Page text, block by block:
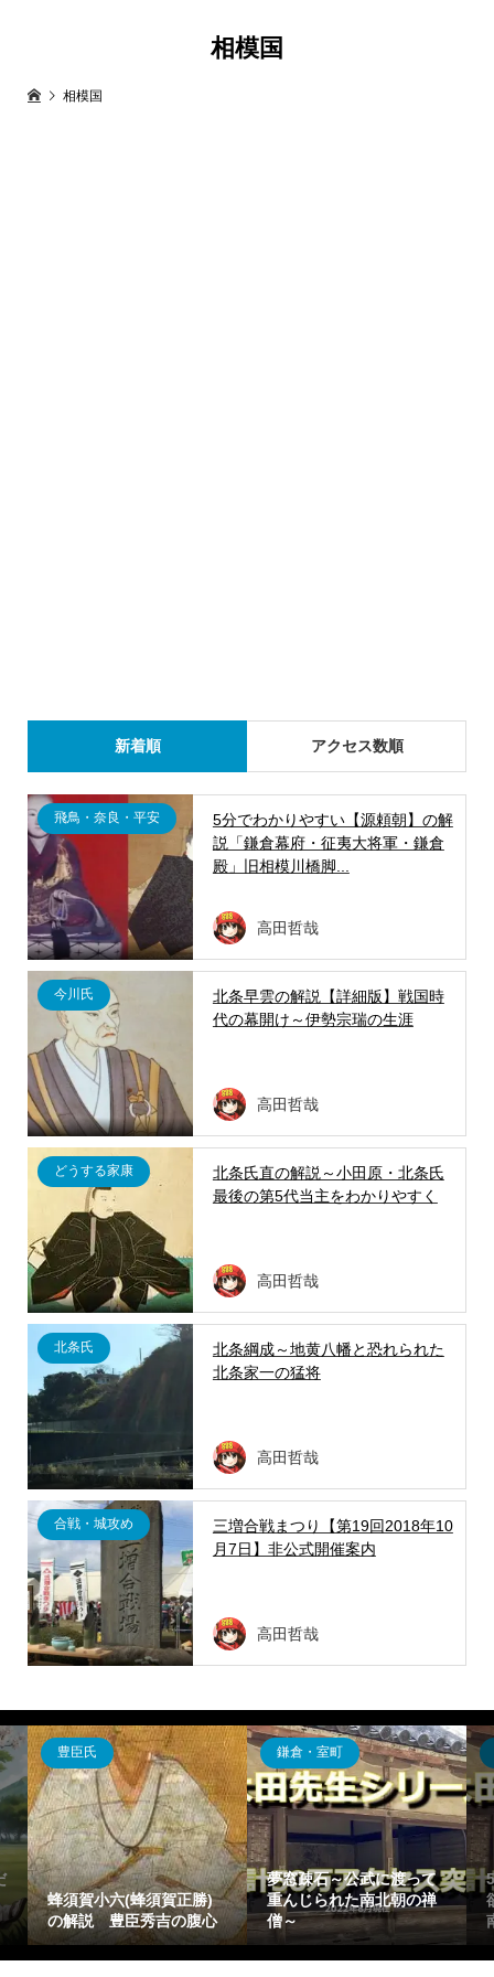
相模国
相模国
新着順 アクセス数順
飛鳥・奈良・平安
5分でわかりやすい【源頼朝】の解
説「鎌倉幕府・征夷大将軍・鎌倉
殿」旧相模川橋脚...
高田哲哉
今川氏
北条早雲の解説【詳細版】戦国時
代の幕開け～伊勢宗瑞の生涯
高田哲哉
どうする家康
北条氏直の解説～小田原・北条氏
最後の第5代当主をわかりやすく
高田哲哉
北条氏
北条綱成～地黄八幡と恐れられた
北条家一の猛将
高田哲哉
合戦・城攻め
三増合戦まつり【第19回2018年10
月7日】非公式開催案内
高田哲哉
豊臣氏
蜂須賀小六(蜂須賀正勝)
の解説 豊臣秀吉の腹心
鎌倉・室町
夢窓疎石～公武に渡って
重んじられた南北朝の禅
僧～